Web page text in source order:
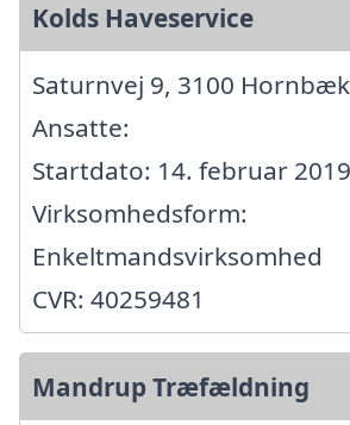
Kolds Haveservice
Saturnvej 9, 3100 Hornbæk
Ansatte:
Startdato: 14. februar
Virksomhedsform:
Enkeltmandsvirksomhed
CVR: 40259481
Mandrup Træfældning